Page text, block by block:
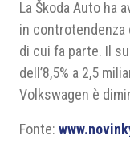
La Škoda Auto ha
in controtendenza
di cui fa parte. Il
dell’8,5% a 2,5
Volkswagen è
Fonte: